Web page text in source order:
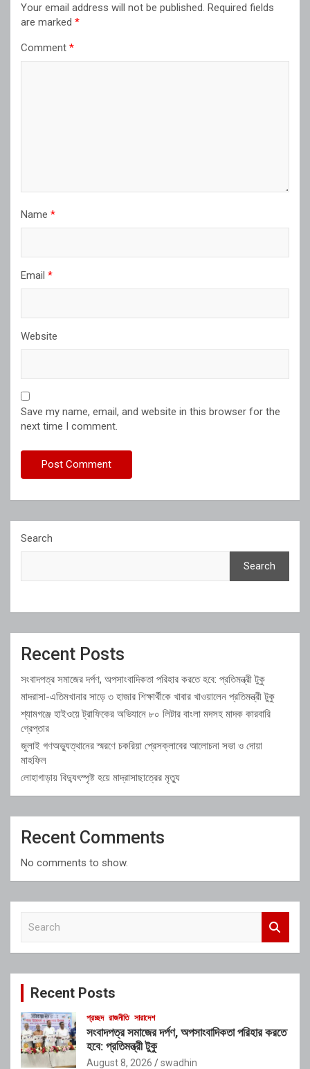
Your email address will not be published. Required fields
are marked *
Comment *
Name *
Email *
Website
Save my name, email, and website in this browser for the
next time I comment.
Search
Search
Recent Posts
সংবাদপত্র সমাজের দর্পণ, অপসাংবাদিকতা পরিহার করতে হবে: প্রতিমন্ত্রী টুকু
মাদরাসা-এতিমখানার সাড়ে ৩ হাজার শিক্ষার্থীকে খাবার খাওয়ালেন প্রতিমন্ত্রী টুকু
শ্যামগঞ্জে হাইওয়ে ট্রাফিকের অভিযানে ৮০ লিটার বাংলা মদসহ মাদক কারবারি
গ্রেপ্তার
জুলাই গণঅভ্যুত্থানের স্মরণে চকরিয়া প্রেসক্লাবের আলোচনা সভা ও দোয়া
মাহফিল
লোহাগাড়ায় বিদ্যুৎস্পৃষ্ট হয়ে মাদ্রাসাছাত্রের মৃত্যু
Recent Comments
No comments to show.
c
Recent Posts
প্রচ্ছদ রাজনীতি সারাদেশ
সংবাদপত্র সমাজের দর্পণ, অপসাংবাদিকতা পরিহার করতে
হবে: প্রতিমন্ত্রী টুকু
August 8, 2026 swadhin